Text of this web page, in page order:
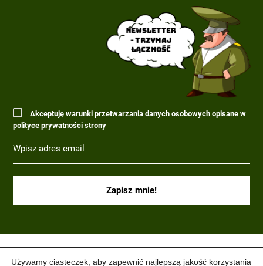
Akceptuję warunki przetwarzania danych osobowych opisane w
polityce prywatności strony
Newsletter
- trzymaj
łączność
Używamy ciasteczek, aby zapewnić najlepszą jakość korzystania